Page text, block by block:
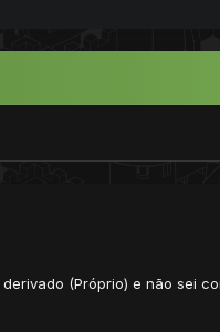
(Próprio) e não sei